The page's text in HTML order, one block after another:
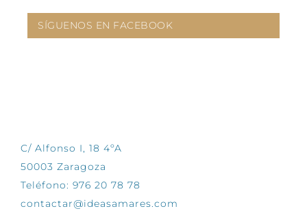
SÍGUENOS EN FACEBOOK
C/ Alfonso I, 18 4ºA
50003 Zaragoza
Teléfono: 976 20 78 78
contactar@ideasamares.com